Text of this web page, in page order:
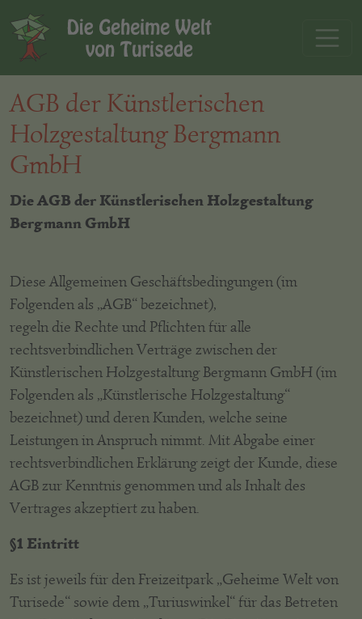
AGB der Künstlerischen
Holzgestaltung Bergmann
GmbH
Die AGB der Künstlerischen Holzgestaltung
Bergmann GmbH
Diese Allgemeinen Geschäftsbedingungen (im
Folgenden als „AGB“ bezeichnet),
regeln die Rechte und Pflichten für alle
rechtsverbindlichen Verträge zwischen der
Künstlerischen Holzgestaltung Bergmann GmbH (im
Folgenden als „Künstlerische Holzgestaltung“
bezeichnet) und deren Kunden, welche seine
Leistungen in Anspruch nimmt. Mit Abgabe einer
rechtsverbindlichen Erklärung zeigt der Kunde, diese
AGB zur Kenntnis genommen und als Inhalt des
Vertrages akzeptiert zu haben.
§1 Eintritt
Es ist jeweils für den Freizeitpark „Geheime Welt von
Turisede“ sowie dem „Turiuswinkel“ für das Betreten